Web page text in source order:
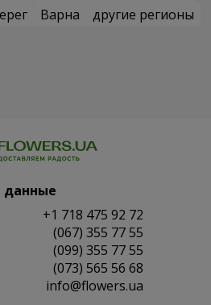
Варна
другие регионы
данные
+1 718 475 92 72
(067) 355 77 55
(099) 355 77 55
(073) 565 56 68
info@flowers.ua